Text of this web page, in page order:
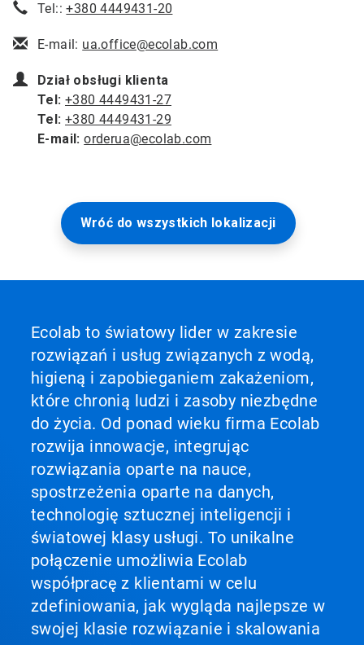
Tel::+380 4449431-20
E-mail: ua.office@ecolab.com
Dział obsługi klienta
Tel: +380 4449431-27
Tel: +380 4449431-29
E-mail:orderua@ecolab.com
Wróć do wszystkich lokalizacji
Ecolab to światowy lider w zakresie
rozwiązań i usług związanych z wodą,
higieną i zapobieganiem zakażeniom,
które chronią ludzi i zasoby niezbędne
do życia. Od ponad wieku firma Ecolab
rozwija innowacje, integrując
rozwiązania oparte na nauce,
spostrzeżenia oparte na danych,
technologię sztucznej inteligencji i
światowej klasy usługi. To unikalne
połączenie umożliwia Ecolab
współpracę z klientami w celu
zdefiniowania, jak wygląda najlepsze w
swojej klasie rozwiązanie i skalowania